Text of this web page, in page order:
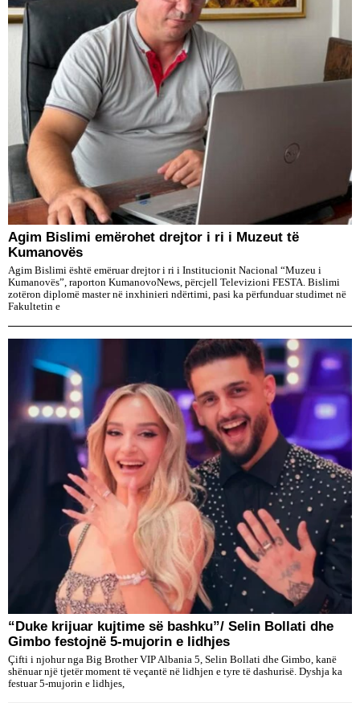
Agim Bislimi emërohet drejtor i ri i Muzeut të
Kumanovës
Agim Bislimi është emëruar drejtor i ri i Institucionit Nacional “Muzeu i
Kumanovës”, raporton KumanovoNews, përcjell Televizioni FESTA. Bislimi
zotëron diplomë master në inxhinieri ndërtimi, pasi ka përfunduar studimet në
Fakultetin e
“Duke krijuar kujtime së bashku”/ Selin Bollati dhe
Gimbo festojnë 5-mujorin e lidhjes
Çifti i njohur nga Big Brother VIP Albania 5, Selin Bollati dhe Gimbo, kanë
shënuar një tjetër moment të veçantë në lidhjen e tyre të dashurisë. Dyshja ka
festuar 5-mujorin e lidhjes,